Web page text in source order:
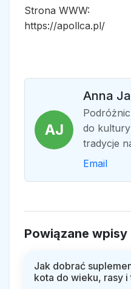
Strona WWW:
https://apollca.pl/
AJ
Anna
do
tradycje
Email
Powiązane wpisy
Jak dobrać
kota do wieku, rasy